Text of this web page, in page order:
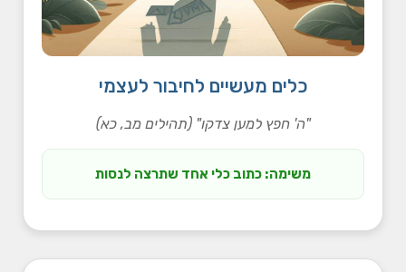
כלים מעשיים לחיבור לעצמי
"ה' חפץ למען צדקו" (תהילים מב, כא)
משימה: כתוב כלי אחד שתרצה לנסות